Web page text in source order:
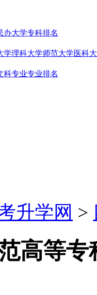
办大学专科排名
学理科大学师范大学医科
科专业专业排名
升学网 >
高等